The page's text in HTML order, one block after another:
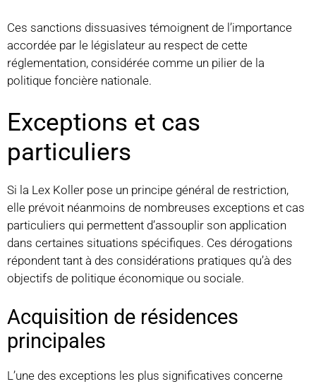
Ces sanctions dissuasives témoignent de l’importance
accordée par le législateur au respect de cette
réglementation, considérée comme un pilier de la
politique foncière nationale.
Exceptions et cas
particuliers
Si la Lex Koller pose un principe général de restriction,
elle prévoit néanmoins de nombreuses exceptions et cas
particuliers qui permettent d’assouplir son application
dans certaines situations spécifiques. Ces dérogations
répondent tant à des considérations pratiques qu’à des
objectifs de politique économique ou sociale.
Acquisition de résidences
principales
L’une des exceptions les plus significatives concerne